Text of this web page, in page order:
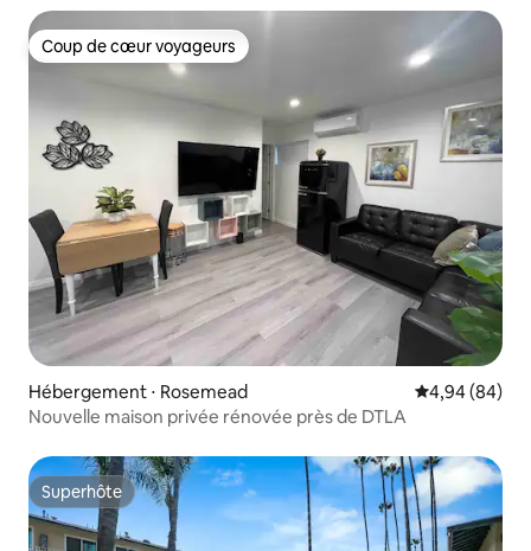
Coup de cœur voyageurs
Coup de cœur voyageurs
Hébergement ⋅ Rosemead Évaluation
4,94 (84)
Nouvelle maison privée rénovée près de DTLA
Superhôte
Superhôte